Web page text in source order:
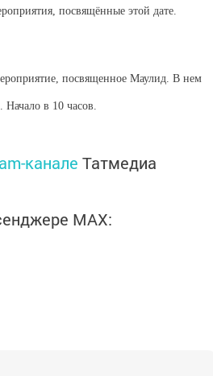
посвящённые этой дате.
посвященное Маулид. В нем
Начало в 10 часов.
канале Татмедиа
MАХ: